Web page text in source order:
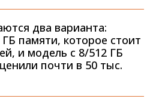
два варианта:
памяти, которое стоит
и модель с 8/512 ГБ
почти в 50 тыс.